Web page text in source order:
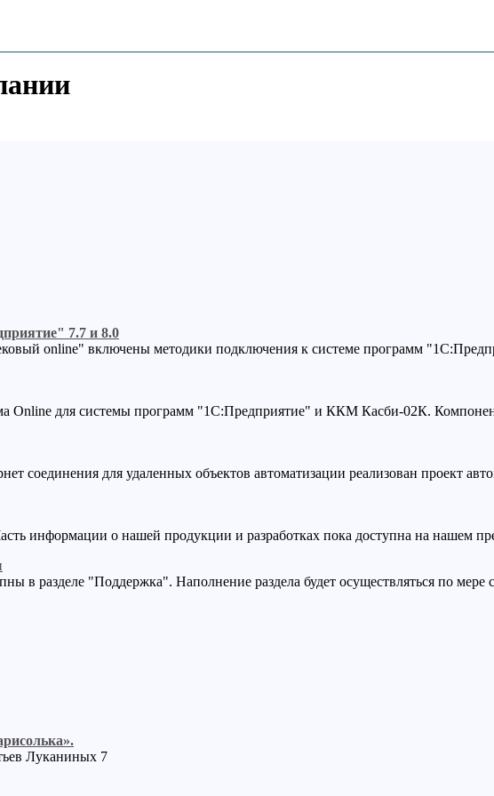
7.7 и 8.0
online" включены методики подключения к системе программ
Online для системы программ "1С:Предприятие" и ККМ Касби-02К.
соединения для удаленных объектов автоматизации реализован проект
информации о нашей продукции и разработках пока доступна на нашем
в разделе "Поддержка". Наполнение раздела будет осуществляться по мере
Луканиных 7